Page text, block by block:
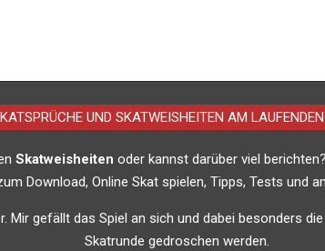
UND SKATWEISHEITEN AM
Skatweisheiten oder kannst darüber viel
Download, Online Skat spielen, Tipps, Tests
Mir gefällt das Spiel an sich und dabei besonders
Skatrunde gedroschen werden.